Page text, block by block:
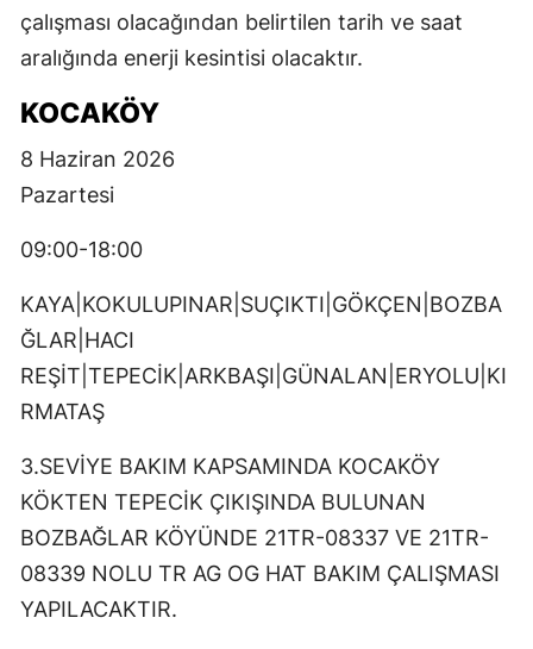
çalışması olacağından belirtilen tarih ve saat
aralığında enerji kesintisi olacaktır.
KOCAKÖY
8 Haziran 2026
Pazartesi
09:00-18:00
KAYA|KOKULUPINAR|SUÇIKTI|GÖKÇEN|BOZBA
ĞLAR|HACI
REŞİT|TEPECİK|ARKBAŞI|GÜNALAN|ERYOLU|KI
RMATAŞ
3.SEVİYE BAKIM KAPSAMINDA KOCAKÖY
KÖKTEN TEPECİK ÇIKIŞINDA BULUNAN
BOZBAĞLAR KÖYÜNDE 21TR-08337 VE 21TR-
08339 NOLU TR AG OG HAT BAKIM ÇALIŞMASI
YAPILACAKTIR.